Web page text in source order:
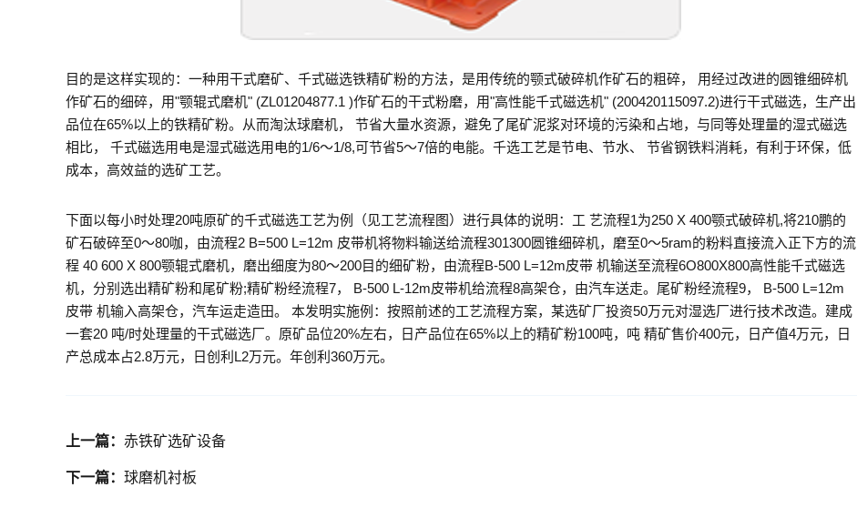
目的是这样实现的：一种用干式磨矿、千式磁选铁精矿粉的方法，是用传统的颚式破碎机作矿石的粗碎， 用经过改进的圆锥细碎机
作矿石的细碎，用"颚辊式磨机" (ZL01204877.1 )作矿石的干式粉磨，用"高性能千式磁选机" (200420115097.2)进行干式磁选，生产出
品位在65%以上的铁精矿粉。从而淘汰球磨机， 节省大量水资源，避免了尾矿泥浆对环境的污染和占地，与同等处理量的湿式磁选
相比， 千式磁选用电是湿式磁选用电的1/6〜1/8,可节省5〜7倍的电能。千选工艺是节电、节水、 节省钢铁料消耗，有利于环保，低
成本，高效益的选矿工艺。
下面以每小时处理20吨原矿的千式磁选工艺为例（见工艺流程图）进行具体的说明：工 艺流程1为250 X 400颚式破碎机,将210鹏的
矿石破碎至0〜80咖，由流程2 B=500 L=12m 皮带机将物料输送给流程301300圆锥细碎机，磨至0〜5ram的粉料直接流入正下方的流
程 40 600 X 800颚辊式磨机，磨出细度为80〜200目的细矿粉，由流程B-500 L=12m皮带 机输送至流程6O800X800高性能千式磁选
机，分别选出精矿粉和尾矿粉;精矿粉经流程7， B-500 L-12m皮带机给流程8高架仓，由汽车送走。尾矿粉经流程9， B-500 L=12m
皮带 机输入高架仓，汽车运走造田。 本发明实施例：按照前述的工艺流程方案，某选矿厂投资50万元对湿选厂进行技术改造。建成
一套20 吨/时处理量的干式磁选厂。原矿品位20%左右，日产品位在65%以上的精矿粉100吨，吨 精矿售价400元，日产值4万元，日
产总成本占2.8万元，日创利L2万元。年创利360万元。
上一篇： 赤铁矿选矿设备
下一篇： 球磨机衬板